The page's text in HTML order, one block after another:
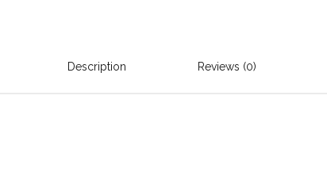
Description Reviews (0)